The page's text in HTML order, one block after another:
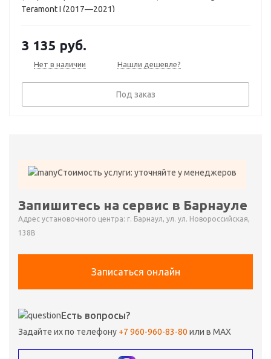
Teramont I (2017—2021)
3 135 руб.
Нет в наличии Нашли дешевле?
Под заказ
Стоимость услуги: уточняйте у менеджеров
Запишитесь на сервис в Барнауле
Адрес установочного центра: г. Барнаул, ул. ул. Новороссийская,
138В
Записаться онлайн
Есть вопросы?
Задайте их по телефону +7 960-960-83-80 или в MAX